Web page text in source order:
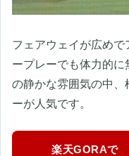
フェアウェイが広め
ープレーでも体力的
の静かな雰囲気の中、
ーが人気です。
楽天GORAで